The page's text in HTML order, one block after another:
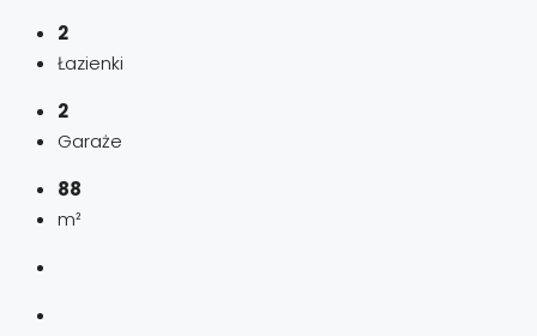
2
Łazienki
2
Garaże
88
m²